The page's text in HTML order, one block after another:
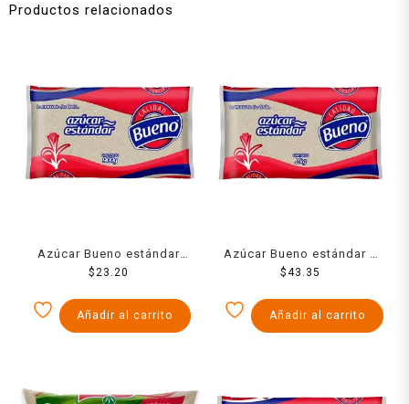
Productos relacionados
Azúcar Bueno estándar
900 g
$ 23.20
Añadir al carrito
Azúcar Bueno estándar 2
Kg
$43.35
Añadir al carrito